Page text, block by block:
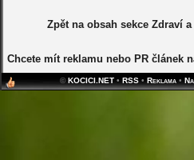
Zpět na obsah sekce Zdraví
Chcete mít reklamu nebo PR článek
©KOCICI.NET •RSS •Reklama •